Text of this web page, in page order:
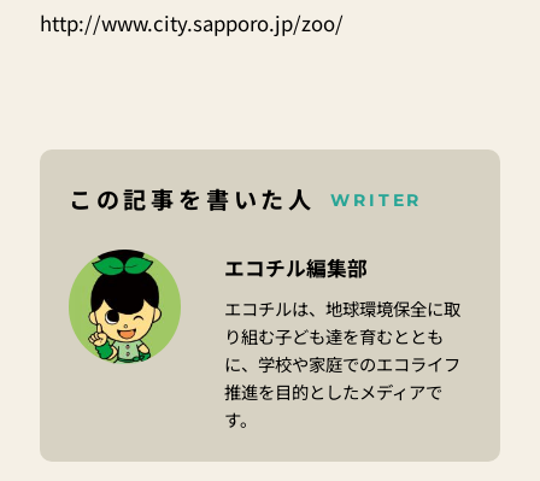
http://www.city.sapporo.jp/zoo/
この記事を書いた人 WRITER
エコチル編集部
エコチルは、地球環境保全に取
り組む子ども達を育むととも
に、学校や家庭でのエコライフ
推進を目的としたメディアで
す。